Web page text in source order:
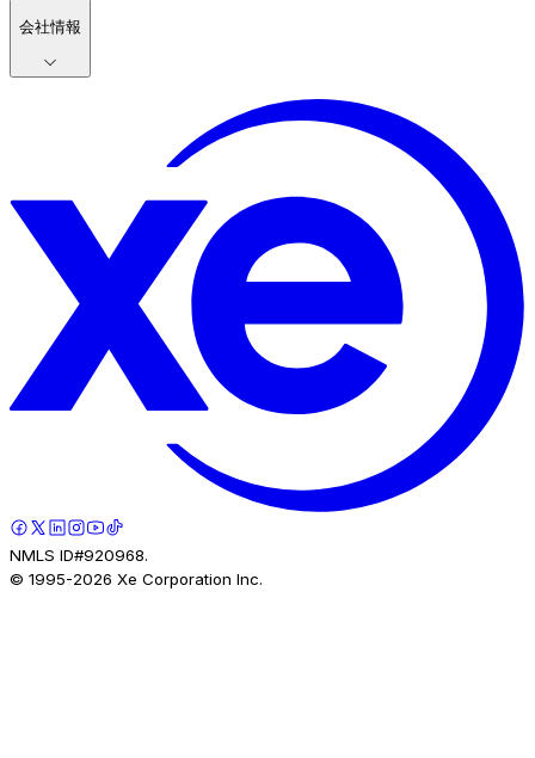
会社情報
NMLS ID#920968.
© 1995-2026 Xe Corporation Inc.